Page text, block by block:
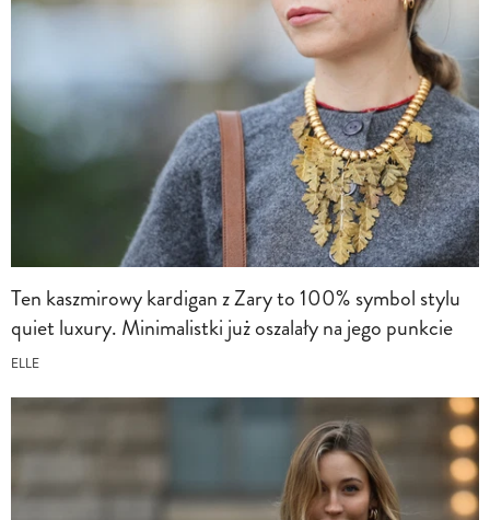
Ten kaszmirowy kardigan z Zary to 100% symbol stylu
quiet luxury. Minimalistki już oszalały na jego punkcie
ELLE